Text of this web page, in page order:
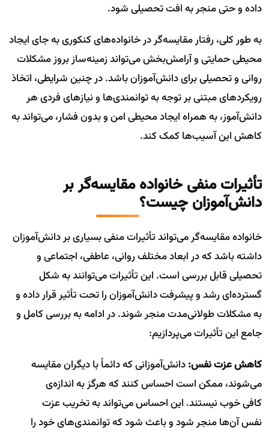
داده و حتی منجر به افت تحصیلی شود.
به طور کلی، رفتار مقایسه‌گر در خانواده‌های کنکوری به جای ایجاد
محیطی حمایتی و آرامش‌بخش می‌تواند زمینه‌ساز بروز مشکلات
روانی و تحصیلی برای دانش‌آموزان باشد. در چنین شرایطی، اتخاذ
رویکردهای مبتنی بر توجه به توانمندی‌ها و نیازهای فردی هر
دانش‌آموز، به همراه ایجاد محیطی امن و بدون فشار، می‌تواند به
کاهش این آسیب‌ها کمک کند.
تأثیرات منفی خانواده مقایسه‌گر بر
دانش‌آموزان چیست؟
خانواده مقایسه‌گر می‌تواند تأثیرات منفی بسیاری بر دانش‌آموزان
داشته باشد که در ابعاد مختلف روانی، عاطفی، اجتماعی و
تحصیلی قابل بررسی است. این تأثیرات می‌توانند به شکل
گسترده‌ای رشد و پیشرفت دانش‌آموزان را تحت تأثیر قرار داده و
به مشکلات طولانی‌مدت منجر شوند. در ادامه به بررسی کامل و
جامع این تأثیرات می‌پردازیم:
کاهش عزت نفس:دانش‌آموزانی که دائماً با دیگران مقایسه
می‌شوند، ممکن است احساس کنند که هرگز به اندازه‌ی
کافی خوب نیستند. این احساس می‌تواند به تخریب عزت
نفس آن‌ها منجر شود و باعث شود که توانمندی‌های خود را